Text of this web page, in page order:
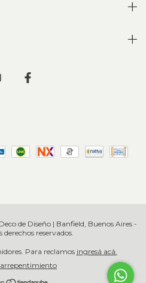
de Diseño | Banfield, Buenos Aires -
derechos reservados.
Para reclamos ingresá acá.